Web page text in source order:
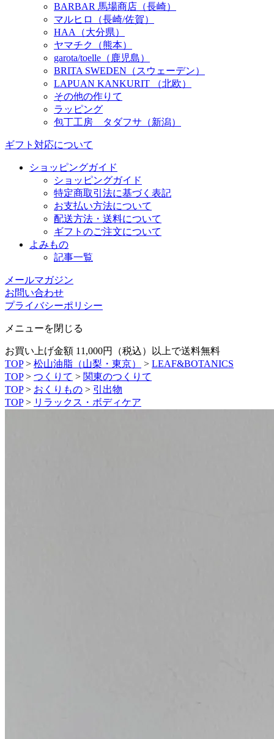
BARBAR 馬場商店（長崎）
マルヒロ（長崎/佐賀）
HAA（大分県）
ヤマチク（熊本）
garota/toelle（鹿児島）
BRITA SWEDEN（スウェーデン）
LAPUAN KANKURIT （北欧）
その他の作りて
ラッピング
包丁工房 タダフサ（新潟）
ギフト対応について
ショッピングガイド
ショッピングガイド
特定商取引法に基づく表記
お支払い方法について
配送方法・送料について
ギフトのご注文について
よみもの
記事一覧
メールマガジン
お問い合わせ
プライバシーポリシー
メニューを閉じる
お買い上げ金額 11,000円（税込）以上で送料無料
TOP> 松山油脂（山梨・東京） > LEAF&BOTANICS
TOP > つくりて > 関東のつくりて
TOP > おくりもの > 引出物
TOP > リラックス・ボディケア